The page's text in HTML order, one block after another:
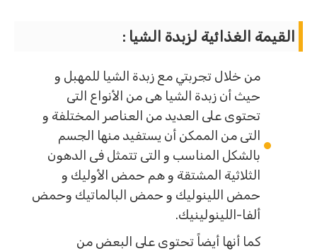
القيمة الغذائية لزبدة الشيا :
من خلال تجربتي مع زبدة الشيا للمهبل و
حيث أن زبدة الشيا هى من الأنواع التى
تحتوى على العديد من العناصر المختلفة و
التى من الممكن أن يستفيد منها الجسم
بالشكل المناسب و التى تتمثل فى الدهون
الثلاثية المشتقة و هم حمض الأوليك و
حمض اللينوليك و حمض البالماتيك وحمض
ألفا-اللينولينيك.
كما أنها أيضاً تحتوى على البعض من